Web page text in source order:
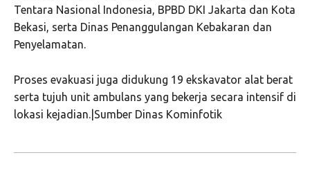
Tentara Nasional Indonesia, BPBD DKI Jakarta dan Kota
Bekasi, serta Dinas Penanggulangan Kebakaran dan
Penyelamatan.
Proses evakuasi juga didukung 19 ekskavator alat berat
serta tujuh unit ambulans yang bekerja secara intensif di
lokasi kejadian.|Sumber Dinas Kominfotik